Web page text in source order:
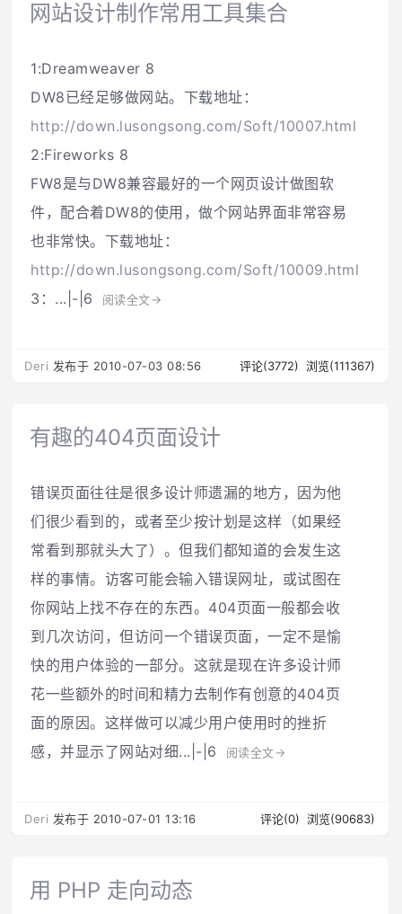
网站设计制作常用工具集合
1:Dreamweaver 8
DW8已经足够做网站。下载地址：
http://down.lusongsong.com/Soft/10007.html
2:Fireworks 8
FW8是与DW8兼容最好的一个网页设计做图软
件，配合着DW8的使用，做个网站界面非常容易
也非常快。下载地址：
http://down.lusongsong.com/Soft/10009.html
3：...|-|6
阅读全文→
Deri 发布于 2010-07-03 08:56 评论(3772) 浏览(111367)
有趣的404页面设计
错误页面往往是很多设计师遗漏的地方，因为他
们很少看到的，或者至少按计划是这样（如果经
常看到那就头大了）。但我们都知道的会发生这
样的事情。访客可能会输入错误网址，或试图在
你网站上找不存在的东西。404页面一般都会收
到几次访问，但访问一个错误页面，一定不是愉
快的用户体验的一部分。这就是现在许多设计师
花一些额外的时间和精力去制作有创意的404页
面的原因。这样做可以减少用户使用时的挫折
感，并显示了网站对细...|-|6
阅读全文→
Deri 发布于 2010-07-01 13:16 评论(0) 浏览(90683)
用 PHP 走向动态